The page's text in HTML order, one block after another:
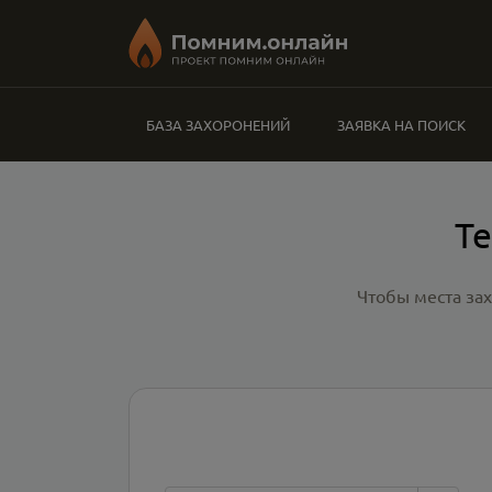
БАЗА ЗАХОРОНЕНИЙ ЗАЯВКА НА ПОИСК
Чтобы места